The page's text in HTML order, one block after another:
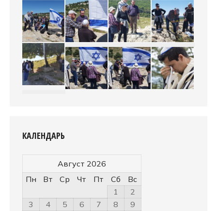
КАЛЕНДАРЬ
Август 2026
Пн
Вт Ср Чт Пт Сб
Вс
1
2
3
4 5 6 7 8
9